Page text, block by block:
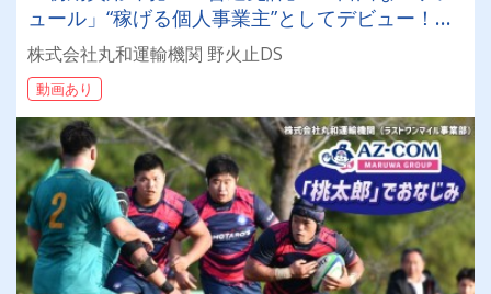
ュール」“稼げる個人事業主”としてデビュー！確
定申告など充実のサポート体制も♪
株式会社丸和運輸機関 野火止DS
動画あり